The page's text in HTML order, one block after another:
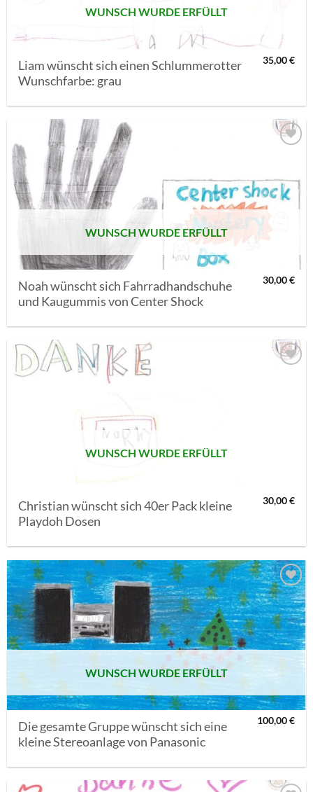
WUNSCH WURDE ERFÜLLT
Liam wünscht sich einen Schlummerotter
Wunschfarbe: grau
35,00€
SETZEN
WUNSCH WURDE ERFÜLLT
Noah wünscht sich Fahrradhandschuhe
und Kaugummis von Center Shock
30,00€
WUNSCH WURDE ERFÜLLT
Christian wünscht sich 40er Pack kleine
Playdoh Dosen
30,00€
AUF MEINE
MERKLISTE
SETZEN
WUNSCH WURDE ERFÜLLT
Die gesamte Gruppe wünscht sich eine
kleine Stereoanlage von Panasonic
100,00€